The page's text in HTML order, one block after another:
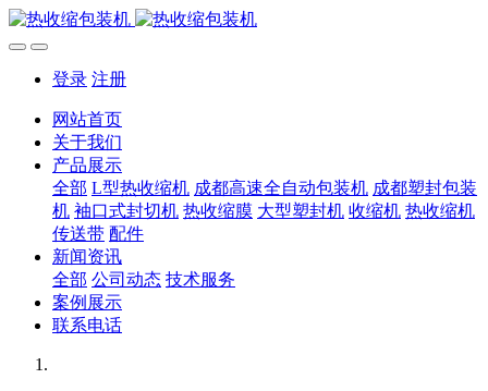
登录 注册
网站首页
关于我们
产品展示
全部 L型热收缩机 成都高速全自动包装机 成都塑封包装
机 袖口式封切机 热收缩膜 大型塑封机 收缩机 热收缩机
传送带 配件
新闻资讯
全部 公司动态 技术服务
案例展示
联系电话